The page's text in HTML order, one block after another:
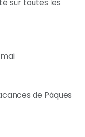
sur toutes les
de Pâques